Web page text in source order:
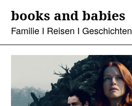
content
books and babies
Familie I Reisen I Geschichten